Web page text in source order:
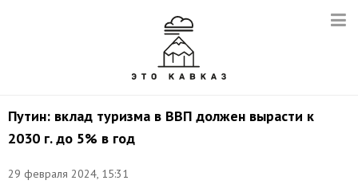
Путин: вклад туризма в ВВП должен вырасти к
2030 г. до 5% в год
29 февраля 2024, 15:31